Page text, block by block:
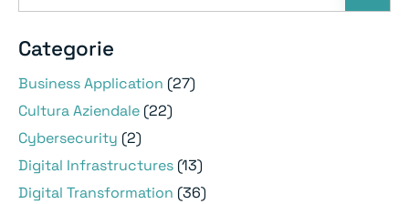
Categorie
Business Application (27)
Cultura Aziendale (22)
Cybersecurity (2)
Digital Infrastructures (13)
Digital Transformation (36)